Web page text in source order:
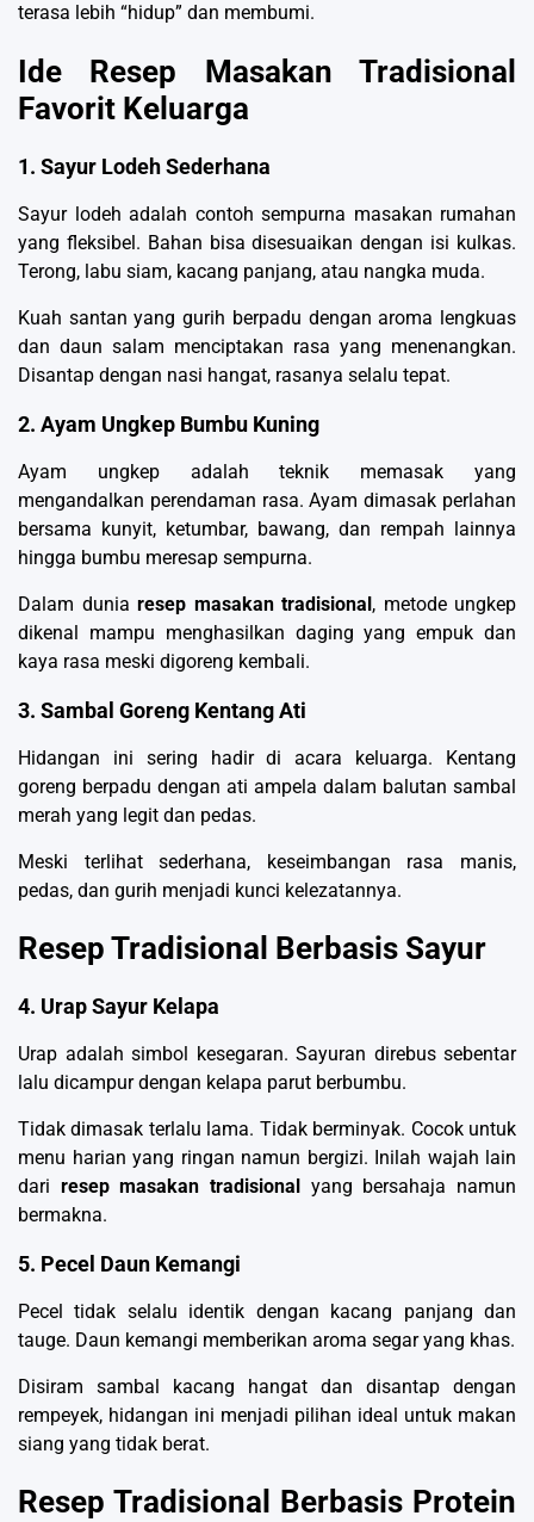
terasa lebih “hidup” dan membumi.
Ide Resep Masakan Tradisional
Favorit Keluarga
1. Sayur Lodeh Sederhana
Sayur lodeh adalah contoh sempurna masakan rumahan
yang fleksibel. Bahan bisa disesuaikan dengan isi kulkas.
Terong, labu siam, kacang panjang, atau nangka muda.
Kuah santan yang gurih berpadu dengan aroma lengkuas
dan daun salam menciptakan rasa yang menenangkan.
Disantap dengan nasi hangat, rasanya selalu tepat.
2. Ayam Ungkep Bumbu Kuning
Ayam ungkep adalah teknik memasak yang
mengandalkan perendaman rasa. Ayam dimasak perlahan
bersama kunyit, ketumbar, bawang, dan rempah lainnya
hingga bumbu meresap sempurna.
Dalam dunia resep masakan tradisional, metode ungkep
dikenal mampu menghasilkan daging yang empuk dan
kaya rasa meski digoreng kembali.
3. Sambal Goreng Kentang Ati
Hidangan ini sering hadir di acara keluarga. Kentang
goreng berpadu dengan ati ampela dalam balutan sambal
merah yang legit dan pedas.
Meski terlihat sederhana, keseimbangan rasa manis,
pedas, dan gurih menjadi kunci kelezatannya.
Resep Tradisional Berbasis Sayur
4. Urap Sayur Kelapa
Urap adalah simbol kesegaran. Sayuran direbus sebentar
lalu dicampur dengan kelapa parut berbumbu.
Tidak dimasak terlalu lama. Tidak berminyak. Cocok untuk
menu harian yang ringan namun bergizi. Inilah wajah lain
dari resep masakan tradisional yang bersahaja namun
bermakna.
5. Pecel Daun Kemangi
Pecel tidak selalu identik dengan kacang panjang dan
tauge. Daun kemangi memberikan aroma segar yang khas.
Disiram sambal kacang hangat dan disantap dengan
rempeyek, hidangan ini menjadi pilihan ideal untuk makan
siang yang tidak berat.
Resep Tradisional Berbasis Protein